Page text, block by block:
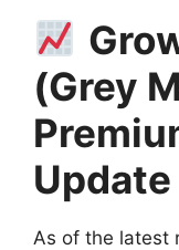
(Grey
Update
As of the latest